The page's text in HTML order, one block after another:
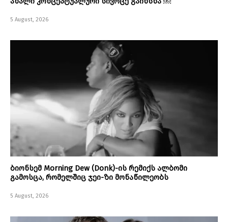
5 August, 2026
ბიონსემ Morning Dew (Donk)-ის რემიქს ალბომი
გამოსცა, რომელშიც ჯეი-ზი მონაწილეობს
5 August, 2026